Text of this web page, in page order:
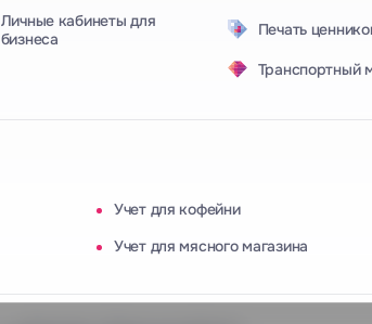
Личные кабинеты для
бизнеса
Печать
Транспортный
Учет для кофейни
Учет для мясного магазина